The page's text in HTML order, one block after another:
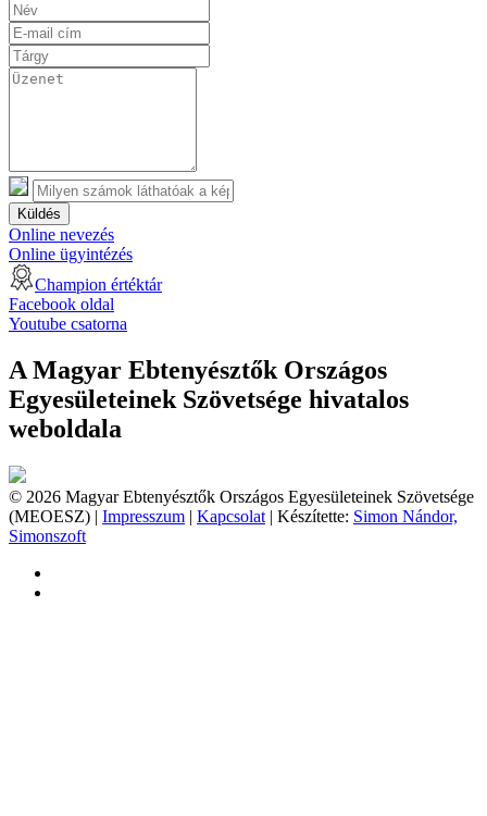
Küldés
Online nevezés
Online ügyintézés
Champion értéktár
Facebook oldal
Youtube csatorna
A Magyar Ebtenyésztők Országos
Egyesületeinek Szövetsége hivatalos
weboldala
© 2026 Magyar Ebtenyésztők Országos Egyesületeinek Szövetsége
(MEOESZ) | Impresszum | Kapcsolat | Készítette: Simon Nándor,
Simonszoft